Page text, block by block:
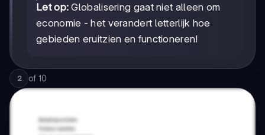
Let op: Globalisering gaat niet alleen om
economie - het verandert letterlijk hoe
gebieden eruitzien en functioneren!
2 of 10